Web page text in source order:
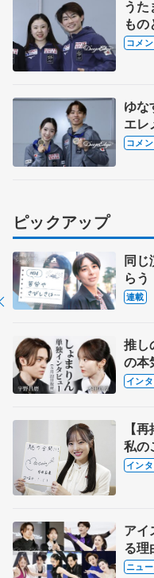
う
も
【世
コメ
ゆな
エ
ビー
コメ
ピックアップ
同じ
ら
とは
連載
推し
の本
田真
イン
【
私の
退時
イン
アイ
る
実力
ニュ